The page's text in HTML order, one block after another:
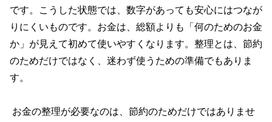
です。こうした状態では、数字があっても安心にはつなが
りにくいものです。お金は、総額よりも「何のためのお金
か」が見えて初めて使いやすくなります。整理とは、節約
のためだけではなく、迷わず使うための準備でもありま
す。
お金の整理が必要なのは、節約のためだけではありませ